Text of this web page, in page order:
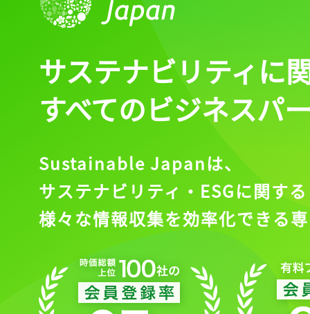
サステナビリティに
すべてのビジネスパ
Sustainable Japanは、
サステナビリティ・ESGに関する
様々な情報収集を効率化できる